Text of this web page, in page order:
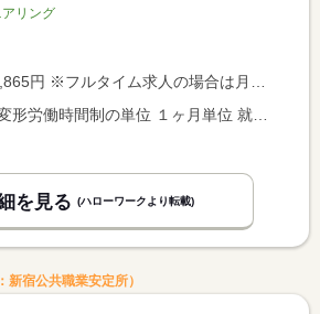
リング
人の場合は月額（換算額）、パート求人の場合は時間額を表示しています。
を見る (ハローワークより転載)
宿公共職業安定所）